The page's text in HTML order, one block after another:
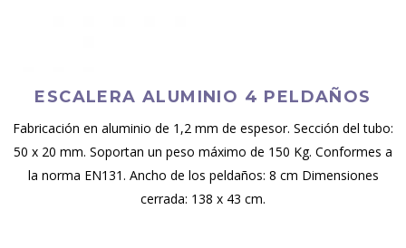
ESCALERA ALUMINIO 4 PELDAÑOS
Fabricación en aluminio de 1,2 mm de espesor. Sección del tubo:
50 x 20 mm. Soportan un peso máximo de 150 Kg. Conformes a
la norma EN131. Ancho de los peldaños: 8 cm Dimensiones
cerrada: 138 x 43 cm.